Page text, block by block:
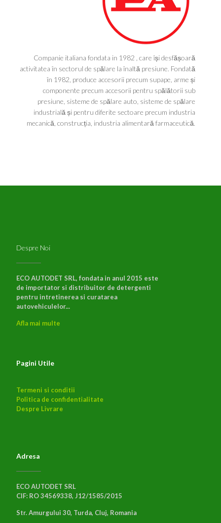
Companie italiana fondata in 1982 , care își desfășoară
activitatea în sectorul de spălare la înaltă presiune. Fondată
în 1982, produce accesorii precum supape, arme și
componente precum accesorii pentru spălătorii sub
presiune, sisteme de spălare auto, sisteme de spălare
industrială și pentru diferite sectoare precum industria
mecanică, construcția, industria alimentară farmaceutică.
Despre Noi
ECO AUTODET SRL, fondata in anul 2015 este
de importator si distribuitor de detergenti
pentru intretinerea si curatarea
autovehiculelor...
Afla mai multe
Pagini Utile
Termeni si conditii
Politica de confidentialitate
Despre Livrare
Adresa
ECO AUTODET SRL
CIF: RO 34569338, J12/1585/2015
Str. Amurgului 30, Turda, Cluj, Romania